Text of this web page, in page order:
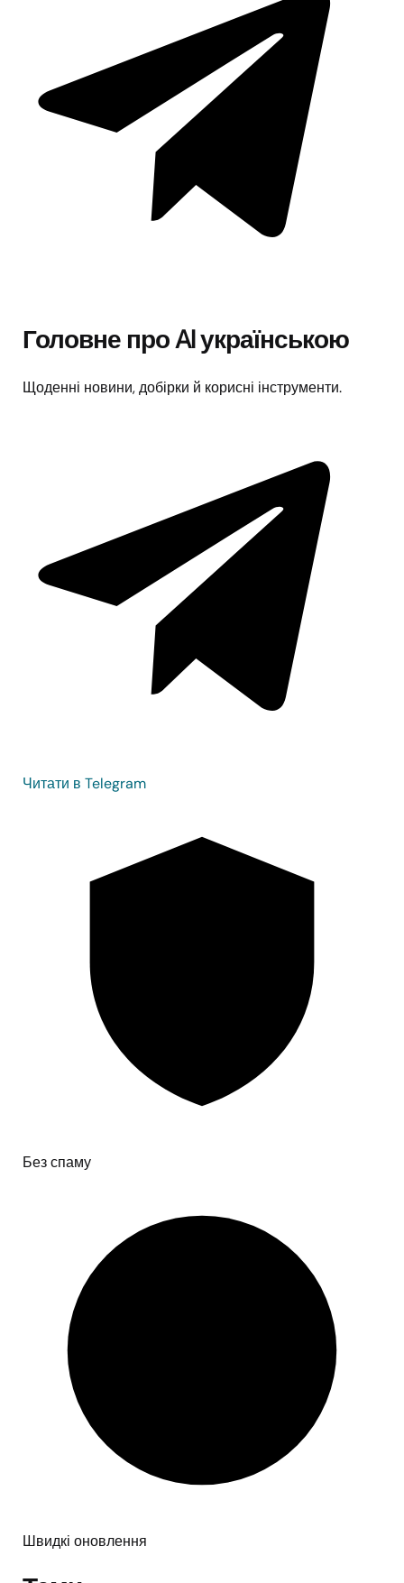
Головне про AI українською
Щоденні новини, добірки й корисні інструменти.
Читати в Telegram
Без спаму
Швидкі оновлення